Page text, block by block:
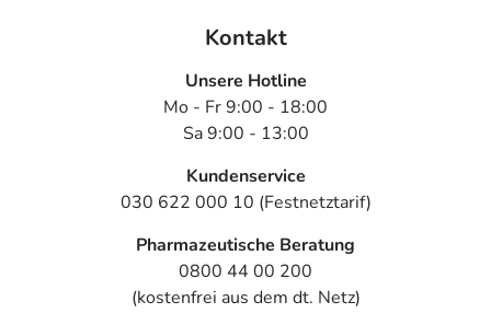
Kontakt
Unsere Hotline
Mo - Fr 9:00 - 18:00
Sa 9:00 - 13:00
Kundenservice
030 622 000 10 (Festnetztarif)
Pharmazeutische Beratung
0800 44 00 200
(kostenfrei aus dem dt. Netz)